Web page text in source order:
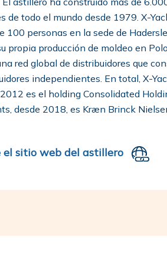
de todo el mundo desde 1979. X-
100 personas en la sede de
propia producción de moldeo en
red global de distribuidores que
independientes. En total, X-
es el holding Consolidated
desde 2018, es Kræn Brinck
el sitio web del astillero